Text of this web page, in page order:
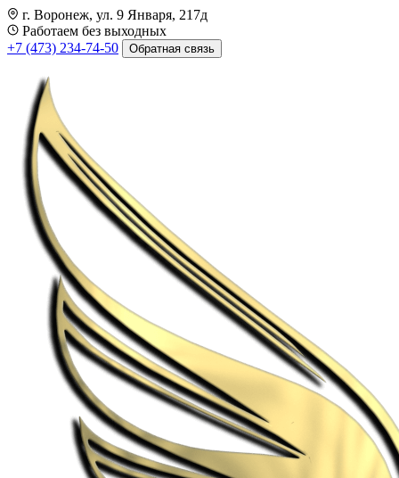
г. Воронеж, ул. 9 Января, 217д
Работаем без выходных
+7 (473) 234-74-50
Обратная связь